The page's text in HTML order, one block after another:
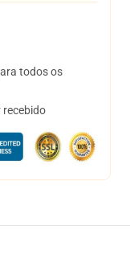
todos os
recebido